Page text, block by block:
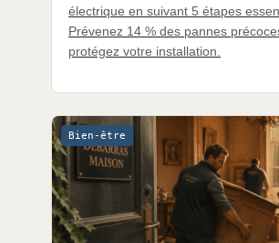
électrique en suivant 5 étapes
Prévenez 14 % des pannes
protégez votre installation.
Bien-être